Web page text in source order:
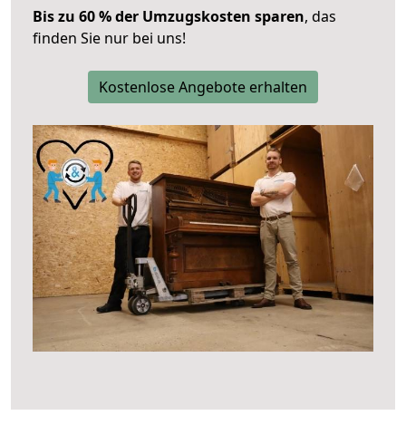
Bis zu 60 % der Umzugskosten sparen, das
finden Sie nur bei uns!
Kostenlose Angebote erhalten